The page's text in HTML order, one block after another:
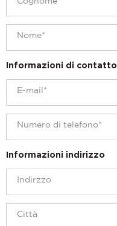
Informazioni di contatto
Informazioni indirizzo